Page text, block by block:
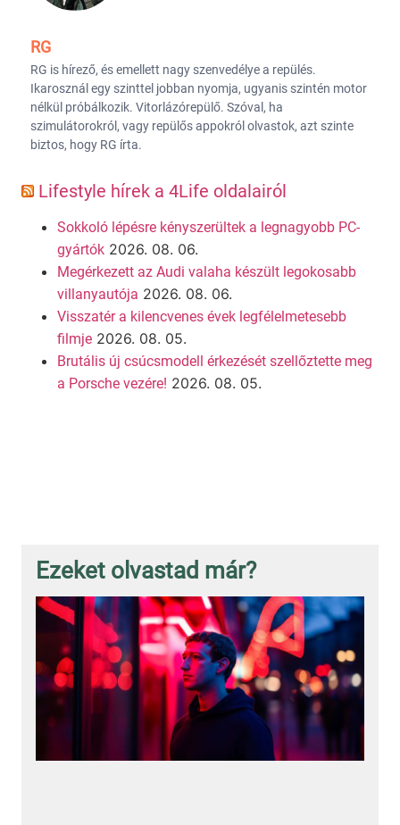
RG
RG is hírező, és emellett nagy szenvedélye a repülés.
Ikarosznál egy szinttel jobban nyomja, ugyanis szintén motor
nélkül próbálkozik. Vitorlázórepülő. Szóval, ha
szimulátorokról, vagy repülős appokról olvastok, azt szinte
biztos, hogy RG írta.
Lifestyle hírek a 4Life oldalairól
Sokkoló lépésre kényszerültek a legnagyobb PC-
gyártók 2026. 08. 06.
Megérkezett az Audi valaha készült legokosabb
villanyautója 2026. 08. 06.
Visszatér a kilencvenes évek legfélelmetesebb
filmje 2026. 08. 05.
Brutális új csúcsmodell érkezését szellőztette meg
a Porsche vezére! 2026. 08. 05.
Ezeket olvastad már?